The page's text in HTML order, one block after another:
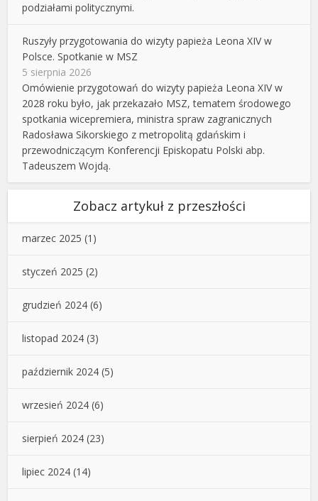
podziałami politycznymi.
Ruszyły przygotowania do wizyty papieża Leona XIV w
Polsce. Spotkanie w MSZ
5 sierpnia 2026
Omówienie przygotowań do wizyty papieża Leona XIV w
2028 roku było, jak przekazało MSZ, tematem środowego
spotkania wicepremiera, ministra spraw zagranicznych
Radosława Sikorskiego z metropolitą gdańskim i
przewodniczącym Konferencji Episkopatu Polski abp.
Tadeuszem Wojdą.
Zobacz artykuł z przeszłości
marzec 2025 (1)
styczeń 2025 (2)
grudzień 2024 (6)
listopad 2024 (3)
październik 2024 (5)
wrzesień 2024 (6)
sierpień 2024 (23)
lipiec 2024 (14)